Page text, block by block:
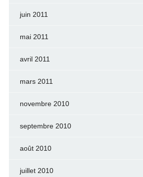
juin 2011
mai 2011
avril 2011
mars 2011
novembre 2010
septembre 2010
août 2010
juillet 2010